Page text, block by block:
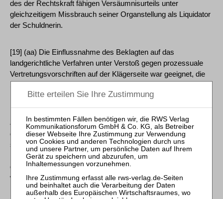
des der Rechtskraft fähigen Versäumnisurteils unter
gleichzeitigem Missbrauch seiner Organstellung als Liquidator
der Schuldnerin.
[19] (aa) Die Einflussnahme des Beklagten auf das
landgerichtliche Verfahren unter Verstoß gegen prozessuale
Vertretungsvorschriften auf der Klägerseite war geeignet, die
Juni 1989 - II ZR 334/87, DB 1989, 1762, 1764) ist ein Verstoß
gegen die aus der Organstellung resultierenden Pflichten
sittenwidrig, wenn diese zur Durchsetzung eigener Interessen
in einer Weise missbraucht wird, die als grobe Missachtung
des Mindestmaßes an Loyalität und Rücksichtnahme zu
werten ist, dessen Aufrechterhaltung die Gemeinschaft als für
ihre Ordnung maßgebenden Wert für geboten erachtet. In